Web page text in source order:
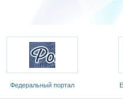
Федеральный портал
«Российское образование»